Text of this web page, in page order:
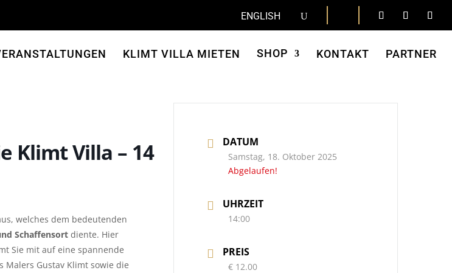
ENGLISH
KLIMT VILLA MIETEN SHOP KONTAKT PARTNER
Klimt Villa – 14
welches dem bedeutenden
Schaffensort diente. Hier
Sie mit auf eine spannende
Gustav Klimt sowie die
DATUM
Samstag, 18. Oktober 2025
Abgelaufen!
UHRZEIT
14:00
PREIS
€ 12.00